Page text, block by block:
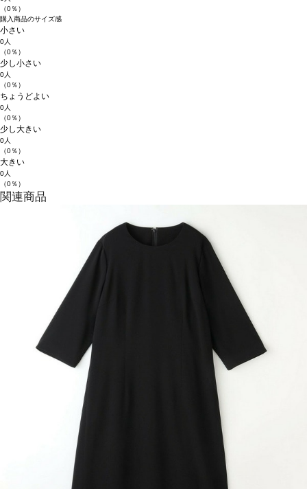
（0％）
購入商品のサイズ感
小さい
0人
（0％）
少し小さい
0人
（0％）
ちょうどよい
0人
（0％）
少し大きい
0人
（0％）
大きい
0人
（0％）
関連商品